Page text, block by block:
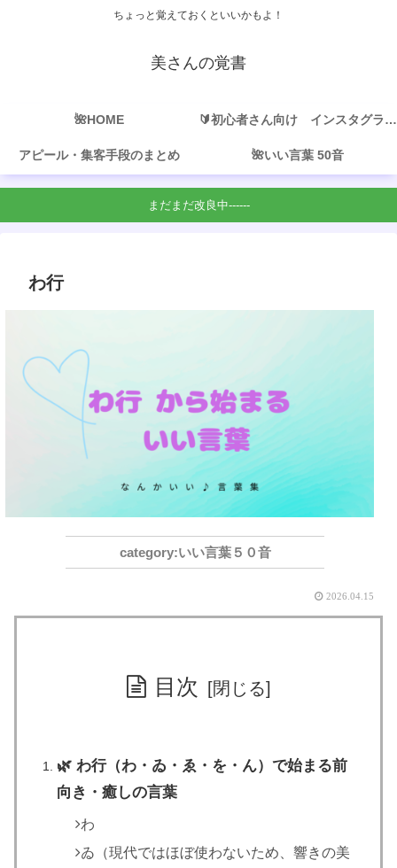
ちょっと覚えておくといいかもよ！
美さんの覚書
🌺HOME 🔰初心者さん向け インスタグラムの活用
アピール・集客手段のまとめ 🌺いい言葉 50音
まだまだ改良中------
わ行
いい言葉５０音
2026.04.15
目次
🌿 わ行（わ・ゐ・ゑ・を・ん）で始まる前
向き・癒しの言葉
わ
ゐ（現代ではほぼ使わないため、響きの美